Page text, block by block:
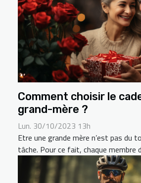
Comment choisir le
grand-mère ?
Lun. 30/10/2023 13h
Etre une grande mère n’est pas du
tâche. Pour ce fait, chaque membre